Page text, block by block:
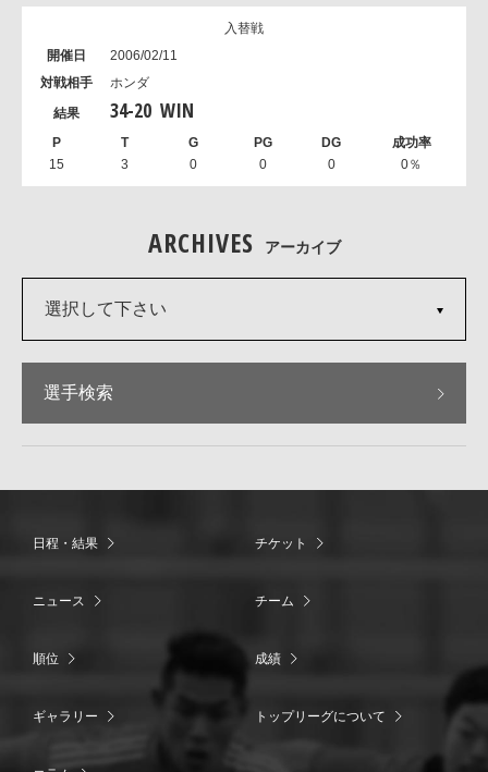
入替戦
2006/02/11
ホンダ
34-20 WIN
15 3 0 0 0 0％
ARCHIVES アーカイブ
選択して下さい
選手検索
日程・結果 チケット
ニュース チーム
順位 成績
ギャラリー トップリーグについて